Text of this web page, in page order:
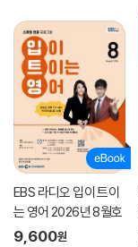
EBS 라디오 입이 트이
는 영어 2026년 8월호
9,600원